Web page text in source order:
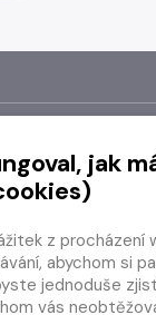
jak
z procházení
abychom si
jednoduše
vás